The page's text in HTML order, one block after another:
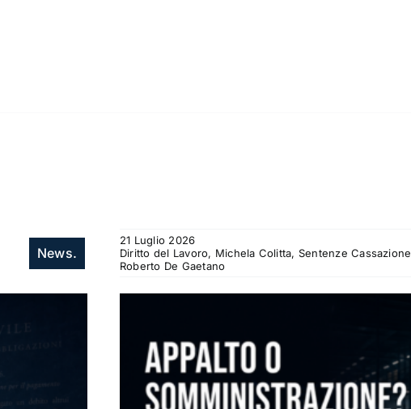
News.
21 Luglio 2026
Diritto del Lavoro, Michela Colitta, Sentenze Cassazione
Roberto De Gaetano